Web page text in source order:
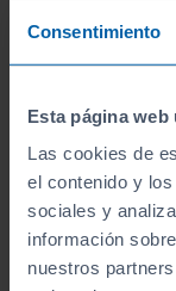
Consentimiento
Esta página web
Las cookies de
el contenido y
sociales y
información
nuestros
Compra